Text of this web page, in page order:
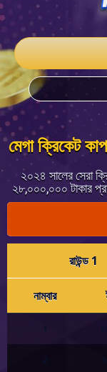
মেগা ক্রিকেট
২০২৪ সালের সেরা
২৮,০০০,০০০ টাকার
রাউন্ড 1
নাম্বার
2